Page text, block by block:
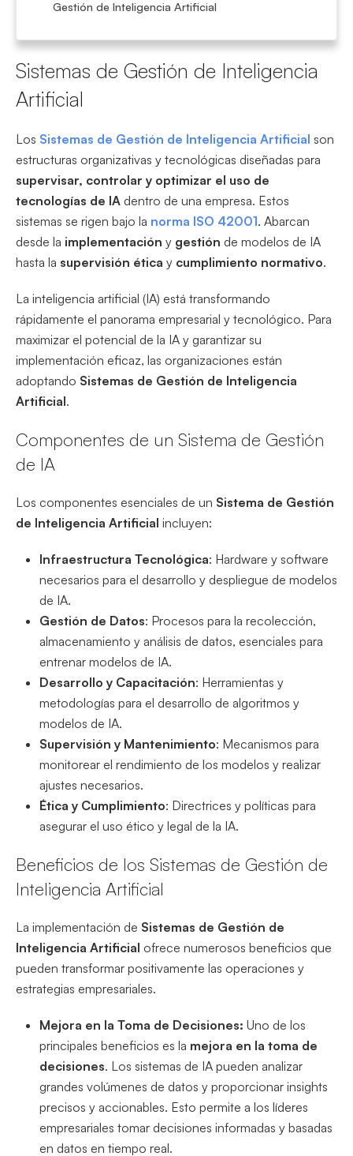
Gestión de Inteligencia Artificial
Sistemas de Gestión de Inteligencia
Artificial
Los Sistemas de Gestión de Inteligencia Artificial son
estructuras organizativas y tecnológicas diseñadas para
supervisar, controlar y optimizar el uso de
tecnologías de IA dentro de una empresa. Estos
sistemas se rigen bajo la norma ISO 42001. Abarcan
desde la implementación y gestión de modelos de IA
hasta la supervisión ética y cumplimiento normativo.
La inteligencia artificial (IA) está transformando
rápidamente el panorama empresarial y tecnológico. Para
maximizar el potencial de la IA y garantizar su
implementación eficaz, las organizaciones están
adoptando Sistemas de Gestión de Inteligencia
Artificial.
Componentes de un Sistema de Gestión
de IA
Los componentes esenciales de un Sistema de Gestión
de Inteligencia Artificial incluyen:
Infraestructura Tecnológica: Hardware y software
necesarios para el desarrollo y despliegue de modelos
de IA.
Gestión de Datos: Procesos para la recolección,
almacenamiento y análisis de datos, esenciales para
entrenar modelos de IA.
Desarrollo y Capacitación: Herramientas y
metodologías para el desarrollo de algoritmos y
modelos de IA.
Supervisión y Mantenimiento: Mecanismos para
monitorear el rendimiento de los modelos y realizar
ajustes necesarios.
Ética y Cumplimiento: Directrices y políticas para
asegurar el uso ético y legal de la IA.
Beneficios de los Sistemas de Gestión de
Inteligencia Artificial
La implementación de Sistemas de Gestión de
Inteligencia Artificial ofrece numerosos beneficios que
pueden transformar positivamente las operaciones y
estrategias empresariales.
Mejora en la Toma de Decisiones: Uno de los
principales beneficios es la mejora en la toma de
decisiones. Los sistemas de IA pueden analizar
grandes volúmenes de datos y proporcionar insights
precisos y accionables. Esto permite a los líderes
empresariales tomar decisiones informadas y basadas
en datos en tiempo real.